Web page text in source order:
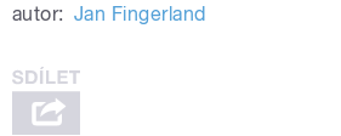
autor: Jan Fingerland